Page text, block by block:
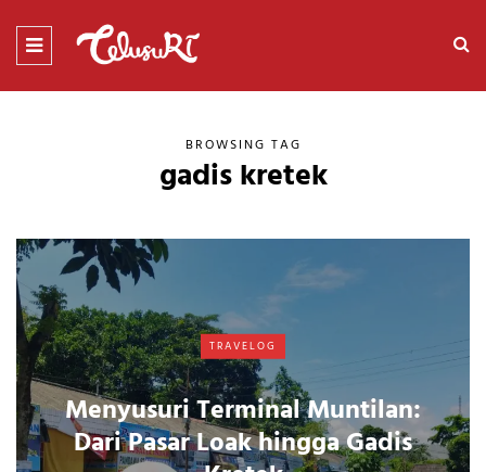
BROWSING TAG
gadis kretek
TRAVELOG
Menyusuri Terminal Muntilan:
Dari Pasar Loak hingga Gadis